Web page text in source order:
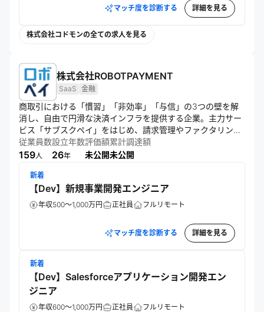
マッチ度を診断する 詳細を見る
株式会社コドモンの全ての求人を見る
株式会社ROBOTPAYMENT
SaaS 金融
商取引における「慣習」「非効率」「与信」の3つの壁を解
消し、自由で円滑な決済インフラを提供する企業。主力サー
ビス「サブスクペイ」をはじめ、請求管理やファクタリング
など多岐にわたるソリューションを展開。企業間決済の効率
化と資金繰り改善を通じ、法人の成長と日本経済の競争力向
ンフラで再び日本を強くする」というビジョンの実現に向
け、持続的な価値提供を追求している。
従業員数
159人
設立年数
26年
評価額
未公開
累計調達額
未公開
新着
【Dev】新規事業開発エンジニア
年収500～1,000万円 正社員 フルリモート
マッチ度を診断する 詳細を見る
新着
【Dev】Salesforceアプリケーション開発エン
ジニア
年収600～1,000万円 正社員 フルリモート